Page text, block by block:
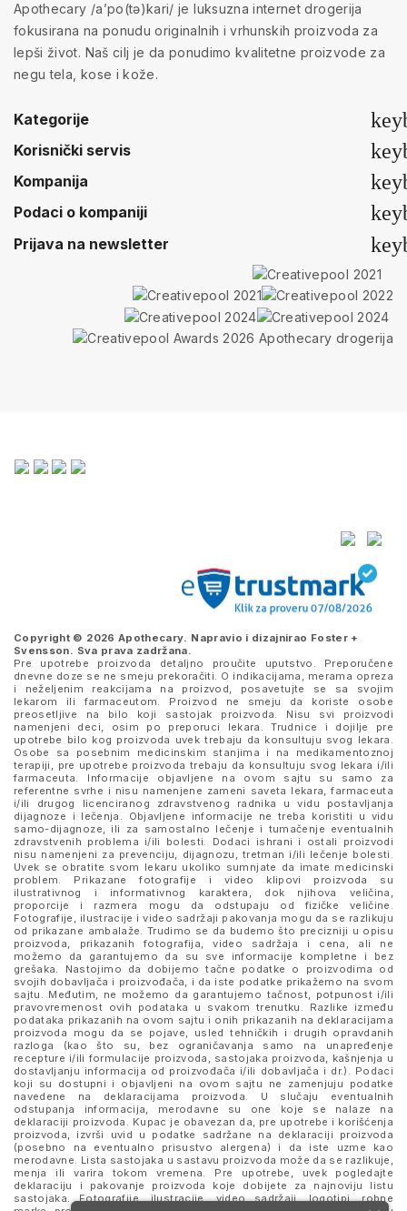
Apothecary /a’po(tə)kari/ je luksuzna internet drogerija
fokusirana na ponudu originalnih i vrhunskih proizvoda za
lepši život. Naš cilj je da ponudimo kvalitetne proizvode za
negu tela, kose i kože.
Kategorije
Korisnički servis
Kompanija
Podaci o kompaniji
Prijava na newsletter
Copyright © 2026 Apothecary. Napravio i dizajnirao Foster +
Svensson. Sva prava zadržana.
Pre upotrebe proizvoda detaljno proučite uputstvo. Preporučene
dnevne doze se ne smeju prekoračiti. O indikacijama, merama opreza
i neželjenim reakcijama na proizvod, posavetujte se sa svojim
lekarom ili farmaceutom. Proizvod ne smeju da koriste osobe
preosetljive na bilo koji sastojak proizvoda. Nisu svi proizvodi
namenjeni deci, osim po preporuci lekara. Trudnice i dojilje pre
upotrebe bilo kog proizvoda uvek trebaju da konsultuju svog lekara.
Osobe sa posebnim medicinskim stanjima i na medikamentoznoj
terapiji, pre upotrebe proizvoda trebaju da konsultuju svog lekara i/ili
farmaceuta. Informacije objavljene na ovom sajtu su samo za
referentne svrhe i nisu namenjene zameni saveta lekara, farmaceuta
i/ili drugog licenciranog zdravstvenog radnika u vidu postavljanja
dijagnoze i lečenja. Objavljene informacije ne treba koristiti u vidu
samo-dijagnoze, ili za samostalno lečenje i tumačenje eventualnih
zdravstvenih problema i/ili bolesti. Dodaci ishrani i ostali proizvodi
nisu namenjeni za prevenciju, dijagnozu, tretman i/ili lečenje bolesti.
Uvek se obratite svom lekaru ukoliko sumnjate da imate medicinski
problem. Prikazane fotografije i video klipovi proizvoda su
ilustrativnog i informativnog karaktera, dok njihova veličina,
proporcije i razmera mogu da odstupaju od fizičke veličine.
Fotografije, ilustracije i video sadržaji pakovanja mogu da se razlikuju
od prikazane ambalaže. Trudimo se da budemo što precizniji u opisu
proizvoda, prikazanih fotografija, video sadržaja i cena, ali ne
možemo da garantujemo da su sve informacije kompletne i bez
grešaka. Nastojimo da dobijemo tačne podatke o proizvodima od
svojih dobavljača i proizvođača, i da iste podatke prikažemo na svom
sajtu. Međutim, ne možemo da garantujemo tačnost, potpunost i/ili
pravovremenost ovih podataka u svakom trenutku. Razlike između
podataka prikazanih na ovom sajtu i onih prikazanih na deklaracijama
proizvoda mogu da se pojave, usled tehničkih i drugih opravdanih
razloga (kao što su, bez ograničavanja samo na unapređenje
recepture i/ili formulacije proizvoda, sastojaka proizvoda, kašnjenja u
dostavljanju informacija od proizvođača i/ili dobavljača i dr.). Podaci
koji su dostupni i objavljeni na ovom sajtu ne zamenjuju podatke
navedene na deklaracijama proizvoda. U slučaju eventualnih
odstupanja informacija, merodavne su one koje se nalaze na
deklaraciji proizvoda. Kupac je obavezan da, pre upotrebe i korišćenja
proizvoda, izvrši uvid u podatke sadržane na deklaraciji proizvoda
(posebno na eventualno prisustvo alergena) i da iste uzme kao
merodavne. Lista sastojaka u sastavu proizvoda može da se razlikuje,
menja ili varira tokom vremena. Pre upotrebe, uvek pogledajte
deklaraciju i pakovanje proizvoda koje dobijete za najnoviju listu
sastojaka. Fotografije, ilustracije, video sadržaji, logotipi, robne